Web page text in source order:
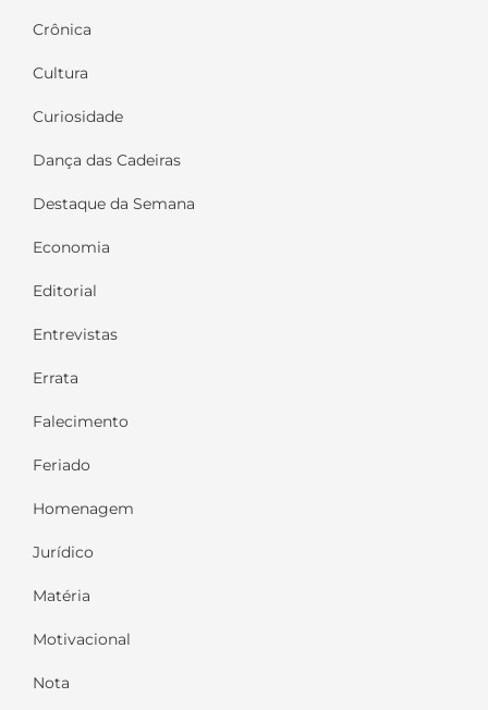
Crônica
Cultura
Curiosidade
Dança das Cadeiras
Destaque da Semana
Economia
Editorial
Entrevistas
Errata
Falecimento
Feriado
Homenagem
Jurídico
Matéria
Motivacional
Nota